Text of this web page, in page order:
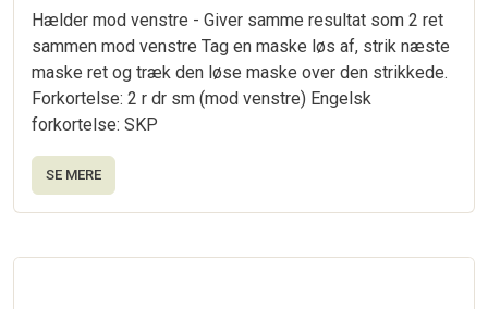
Hælder mod venstre - Giver samme resultat som 2 ret
sammen mod venstre Tag en maske løs af, strik næste
maske ret og træk den løse maske over den strikkede.
Forkortelse: 2 r dr sm (mod venstre) Engelsk
forkortelse: SKP
SE MERE